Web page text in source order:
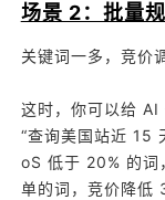
场景 2：批量
关键词一多，竞价
这时，你可以给 AI
“查询美国站近 15
oS 低于 20% 的词
单的词，竞价降低